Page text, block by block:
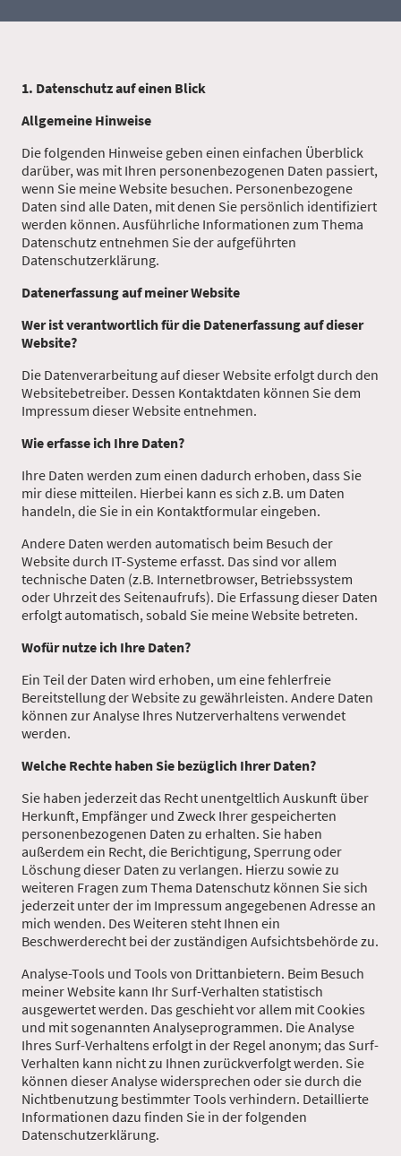
1. Datenschutz auf einen Blick
Allgemeine Hinweise
Die folgenden Hinweise geben einen einfachen Überblick
darüber, was mit Ihren personenbezogenen Daten passiert,
wenn Sie meine Website besuchen. Personenbezogene
Daten sind alle Daten, mit denen Sie persönlich identifiziert
werden können. Ausführliche Informationen zum Thema
Datenschutz entnehmen Sie der aufgeführten
Datenschutzerklärung.
Datenerfassung auf meiner Website
Wer ist verantwortlich für die Datenerfassung auf dieser
Website?
Die Datenverarbeitung auf dieser Website erfolgt durch den
Websitebetreiber. Dessen Kontaktdaten können Sie dem
Impressum dieser Website entnehmen.
Wie erfasse ich Ihre Daten?
Ihre Daten werden zum einen dadurch erhoben, dass Sie
mir diese mitteilen. Hierbei kann es sich z.B. um Daten
handeln, die Sie in ein Kontaktformular eingeben.
Andere Daten werden automatisch beim Besuch der
Website durch IT-Systeme erfasst. Das sind vor allem
technische Daten (z.B. Internetbrowser, Betriebssystem
oder Uhrzeit des Seitenaufrufs). Die Erfassung dieser Daten
erfolgt automatisch, sobald Sie meine Website betreten.
Wofür nutze ich Ihre Daten?
Ein Teil der Daten wird erhoben, um eine fehlerfreie
Bereitstellung der Website zu gewährleisten. Andere Daten
können zur Analyse Ihres Nutzerverhaltens verwendet
werden.
Welche Rechte haben Sie bezüglich Ihrer Daten?
Sie haben jederzeit das Recht unentgeltlich Auskunft über
Herkunft, Empfänger und Zweck Ihrer gespeicherten
personenbezogenen Daten zu erhalten. Sie haben
außerdem ein Recht, die Berichtigung, Sperrung oder
Löschung dieser Daten zu verlangen. Hierzu sowie zu
weiteren Fragen zum Thema Datenschutz können Sie sich
jederzeit unter der im Impressum angegebenen Adresse an
mich wenden. Des Weiteren steht Ihnen ein
Beschwerderecht bei der zuständigen Aufsichtsbehörde zu.
Analyse-Tools und Tools von Drittanbietern. Beim Besuch
meiner Website kann Ihr Surf-Verhalten statistisch
ausgewertet werden. Das geschieht vor allem mit Cookies
und mit sogenannten Analyseprogrammen. Die Analyse
Ihres Surf-Verhaltens erfolgt in der Regel anonym; das Surf-
Verhalten kann nicht zu Ihnen zurückverfolgt werden. Sie
können dieser Analyse widersprechen oder sie durch die
Nichtbenutzung bestimmter Tools verhindern. Detaillierte
Informationen dazu finden Sie in der folgenden
Datenschutzerklärung.